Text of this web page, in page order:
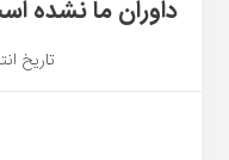
داوران ما نشده
تاریخ انتشار: 30